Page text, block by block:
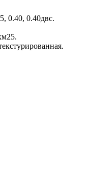
0.40, 0.40двс.
25.